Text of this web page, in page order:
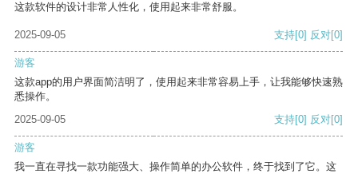
这款软件的设计非常人性化，使用起来非常舒服。
2025-09-05 支持[0] 反对[0]
游客
这款app的用户界面简洁明了，使用起来非常容易上手，让我能够快速熟
悉操作。
2025-09-05
支持[0] 反对[0]
游客
我一直在寻找一款功能强大、操作简单的办公软件，终于找到了它。这